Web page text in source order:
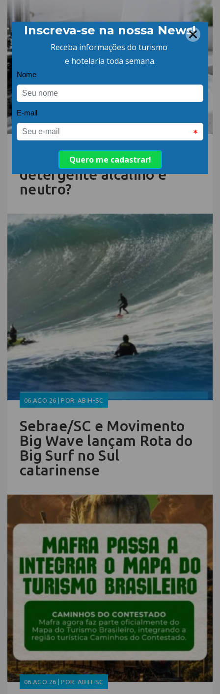
06.AGO.26 | POR: ABIH-SC
Qual a diferença entre
detergente alcalino e
neutro?
06.AGO.26 | POR: ABIH-SC
Sebrae/SC e Movimento
Big Wave lançam Rota do
Big Surf no Sul
catarinense
06.AGO.26 | POR: ABIH-SC